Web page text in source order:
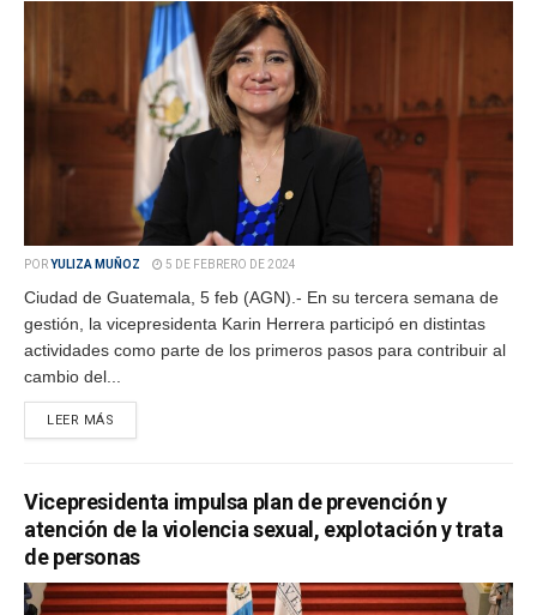
PORYULIZA MUÑOZ 5 DE FEBRERO DE 2024
Ciudad de Guatemala, 5 feb (AGN).- En su tercera semana de
gestión, la vicepresidenta Karin Herrera participó en distintas
actividades como parte de los primeros pasos para contribuir al
cambio del...
LEER MÁS
Vicepresidenta impulsa plan de prevención y
atención de la violencia sexual, explotación y trata
de personas